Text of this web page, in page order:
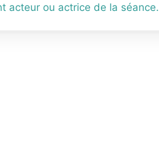
acteur ou actrice de la séance.